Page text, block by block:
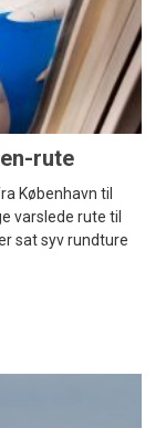
rute
København til
varslede rute til
sat syv rundture